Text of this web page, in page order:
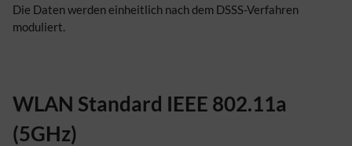
Die Daten werden einheitlich nach dem DSSS-Verfahren
moduliert.
WLAN Standard IEEE 802.11a
(5GHz)